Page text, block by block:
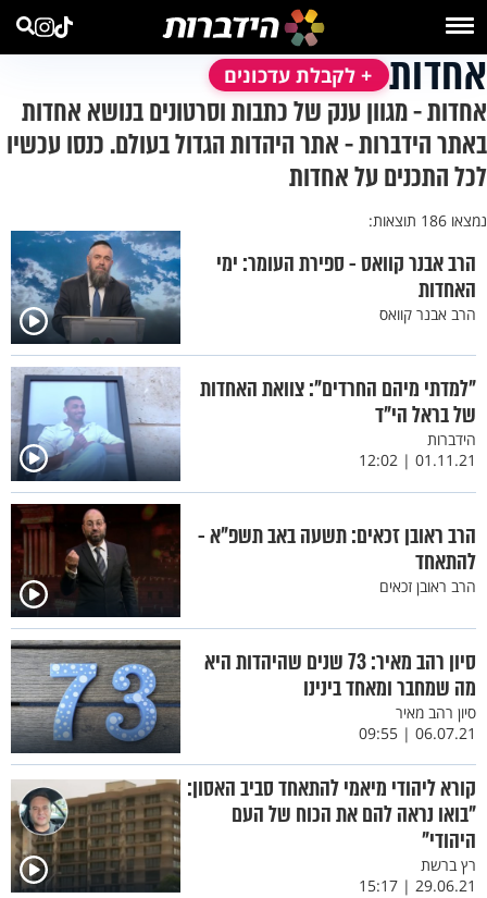
אחדות + לקבלת עדכונים
אחדות - מגוון ענק של כתבות וסרטונים בנושא אחדות
באתר הידברות - אתר היהדות הגדול בעולם. כנסו עכשיו
לכל התכנים על אחדות
נמצאו 186 תוצאות:
הרב אבנר קוואס - ספירת העומר: ימי
האחדות
הרב אבנר קוואס
"למדתי מיהם החרדים": צוואת האחדות
של בראל הי"ד
הידברות
01.11.21 | 12:02
הרב ראובן זכאים: תשעה באב תשפ"א -
להתאחד
הרב ראובן זכאים
סיון רהב מאיר: 73 שנים שהיהדות היא
מה שמחבר ומאחד בינינו
סיון רהב מאיר
06.07.21 | 09:55
קורא ליהודי מיאמי להתאחד סביב האסון:
"בואו נראה להם את הכוח של העם
היהודי"
רץ ברשת
29.06.21 | 15:17